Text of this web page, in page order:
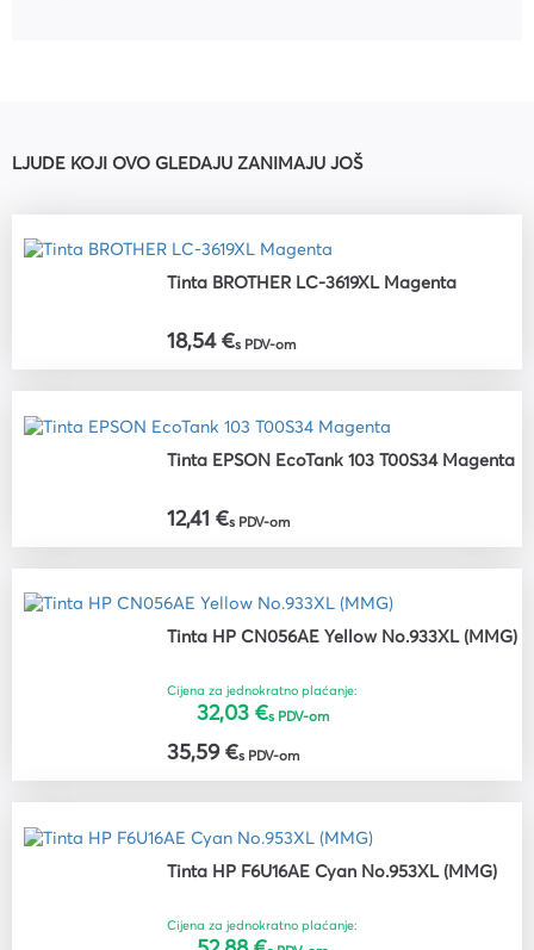
LJUDE KOJI OVO GLEDAJU ZANIMAJU JOŠ
Tinta BROTHER LC-3619XL Magenta
18,54 €s PDV-om
Tinta EPSON EcoTank 103 T00S34 Magenta
12,41 €s PDV-om
Tinta HP CN056AE Yellow No.933XL (MMG)
Cijena za jednokratno plaćanje:
32,03 €s PDV-om
35,59 €s PDV-om
Tinta HP F6U16AE Cyan No.953XL (MMG)
Cijena za jednokratno plaćanje: